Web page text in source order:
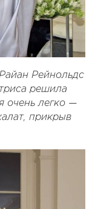
Рейнольдс
решила
очень легко —
прикрыв